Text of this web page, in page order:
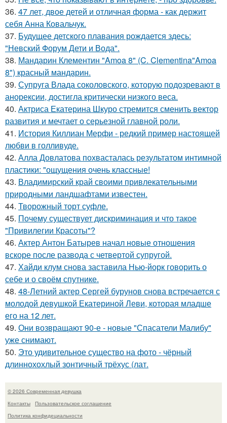
36. 47 лет, двое детей и отличная форма - как держит
себя Анна Ковальчук.
37. Будущее детского плавания рождается здесь:
"Невский Форум Дети и Вода".
38. Мандарин Клементин "Amoa 8" (C. Clementina"Amoa
8") красный мандарин.
39. Супруга Влада соколовского, которую подозревают в
анорексии, достигла критически низкого веса.
40. Актриса Екатерина Шкуро стремится сменить вектор
развития и мечтает о серьезной главной роли.
41. История Киллиан Мерфи - редкий пример настоящей
любви в голливуде.
42. Алла Довлатова похвасталась результатом интимной
пластики: "ощущения очень классные!
43. Владимирский край своими привлекательными
природными ландшафтами известен.
44. Творожный торт суфле.
45. Почему существует дискриминация и что такое
"Привилегии Красоты"?
46. Актер Антон Батырев начал новые отношения
вскоре после развода с четвертой супругой.
47. Хайди клум снова заставила Нью-йорк говорить о
себе и о своём спутнике.
48. 48-Летний актер Сергей бурунов снова встречается с
молодой девушкой Екатериной Леви, которая младше
его на 12 лет.
49. Они возвращают 90-е - новые "Спасатели Малибу"
уже снимают.
50. Это удивительное существо на фото - чёрный
длиннохохлый зонтичный трёхус (лат.
© 2026 Современная девушка
Контакты
Пользовательское соглашение
Политика конфидециальности